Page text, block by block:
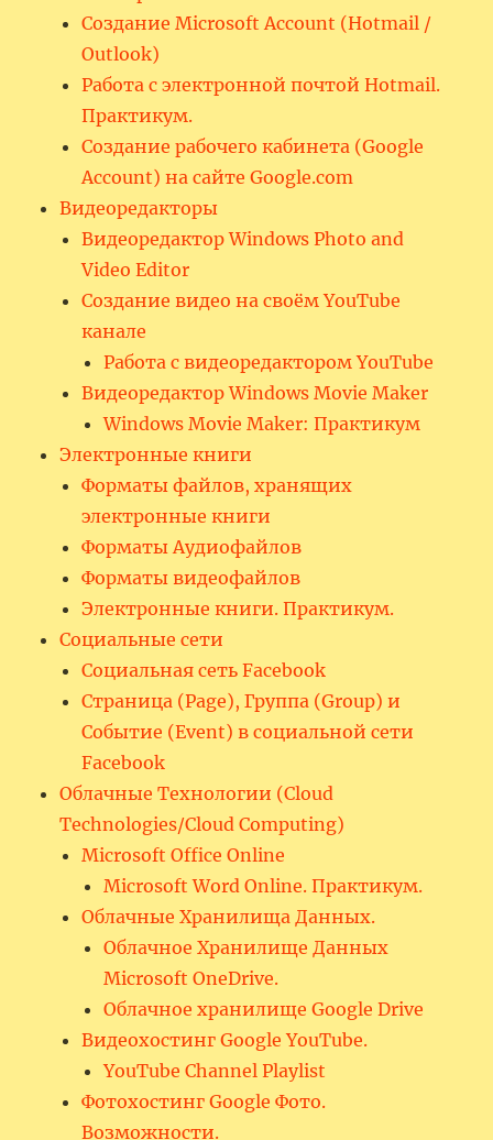
Создание Microsoft Account (Hotmail /
Outlook)
Работа с электронной почтой Hotmail.
Практикум.
Создание рабочего кабинета (Google
Account) на сайте Google.com
Видеоредакторы
Видеоредактор Windows Photo and
Video Editor
Создание видео на своём YouTube
канале
Работа с видеоредактором YouTube
Видеоредактор Windows Movie Maker
Windows Movie Maker: Практикум
Электронные книги
Форматы файлов, хранящих
электронные книги
Форматы Аудиофайлов
Форматы видеофайлов
Электронные книги. Практикум.
Социальные сети
Социальная сеть Facebook
Страница (Page), Группа (Group) и
Событие (Event) в социальной сети
Facebook
Облачные Технологии (Cloud
Technologies/Cloud Computing)
Microsoft Office Online
Microsoft Word Online. Практикум.
Облачные Хранилища Данных.
Облачное Хранилище Данных
Microsoft OneDrive.
Облачное хранилище Google Drive
Видеохостинг Google YouTube.
YouTube Channel Playlist
Фотохостинг Google Фото.
Возможности.